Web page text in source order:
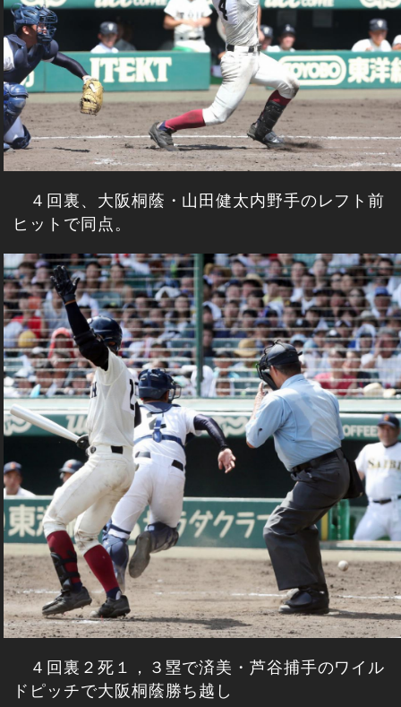
４回裏、大阪桐蔭・山田健太内野手のレフト前
ヒットで同点。
４回裏２死１，３塁で済美・芦谷捕手のワイル
ドピッチで大阪桐蔭勝ち越し